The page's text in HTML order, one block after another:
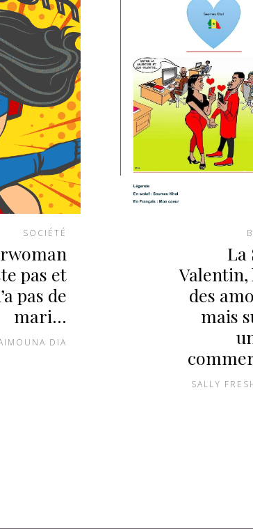
SOCIÉTÉ
pas et
pas de
mari…
DIA
La
Valentin,
des
mais
SALLY